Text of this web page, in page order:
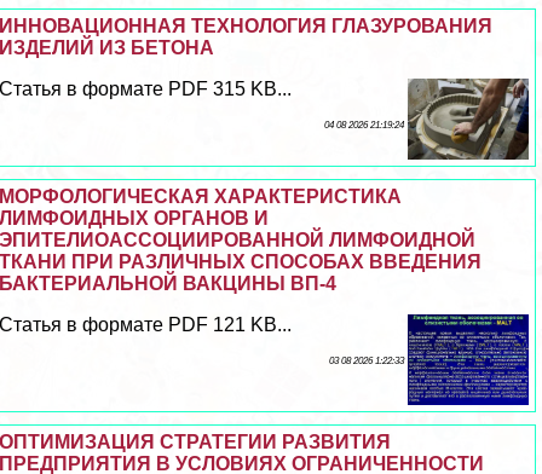
ИННОВАЦИОННАЯ ТЕХНОЛОГИЯ ГЛАЗУРОВАНИЯ
ИЗДЕЛИЙ ИЗ БЕТОНА
Статья в формате PDF 315 KB...
04 08 2026 21:19:24
МОРФОЛОГИЧЕСКАЯ ХАРАКТЕРИСТИКА
ЛИМФОИДНЫХ ОРГАНОВ И
ЭПИТЕЛИОАССОЦИИРОВАННОЙ ЛИМФОИДНОЙ
ТКАНИ ПРИ РАЗЛИЧНЫХ СПОСОБАХ ВВЕДЕНИЯ
БАКТЕРИАЛЬНОЙ ВАКЦИНЫ ВП-4
Статья в формате PDF 121 KB...
03 08 2026 1:22:33
ОПТИМИЗАЦИЯ СТРАТЕГИИ РАЗВИТИЯ
ПРЕДПРИЯТИЯ В УСЛОВИЯХ ОГРАНИЧЕННОСТИ